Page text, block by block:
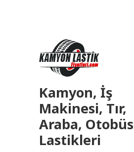
Kamyon, İş
Makinesi, Tır,
Araba, Otobüs
Lastikleri